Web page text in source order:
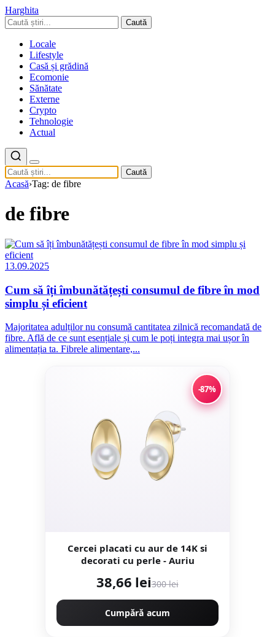
Harghita
Caută
Locale
Lifestyle
Casă și grădină
Ecomonie
Sănătate
Externe
Crypto
Tehnologie
Actual
Caută
Acasă›Tag: de fibre
de fibre
13.09.2025
Cum să îți îmbunătățești consumul de fibre în mod
simplu și eficient
Majoritatea adulților nu consumă cantitatea zilnică recomandată de
fibre. Află de ce sunt esențiale și cum le poți integra mai ușor în
alimentația ta. Fibrele alimentare,...
-87%
Cercei placati cu aur de 14K si
decorati cu perle - Auriu
38,66 lei300 lei
Cumpără acum